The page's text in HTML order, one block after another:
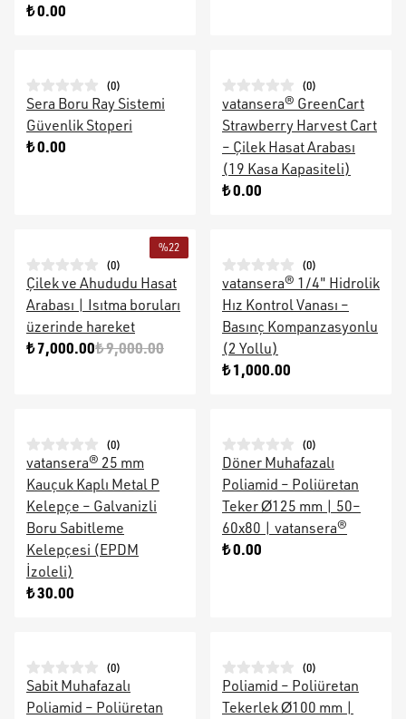
₺ 0.00
(0)
Sera Boru Ray Sistemi
Güvenlik Stoperi
₺ 0.00
(0)
vatansera® GreenCart
Strawberry Harvest Cart
– Çilek Hasat Arabası
(19 Kasa Kapasiteli)
₺ 0.00
%22
(0)
Çilek ve Ahududu Hasat
Arabası | Isıtma boruları
üzerinde hareket
₺ 7,000.00₺ 9,000.00
(0)
vatansera® 1/4" Hidrolik
Hız Kontrol Vanası –
Basınç Kompanzasyonlu
(2 Yollu)
₺ 1,000.00
(0)
vatansera® 25 mm
Kauçuk Kaplı Metal P
Kelepçe – Galvanizli
Boru Sabitleme
Kelepçesi (EPDM
İzoleli)
₺ 30.00
(0)
Döner Muhafazalı
Poliamid – Poliüretan
Teker Ø125 mm | 50–
60x80 | vatansera®
₺ 0.00
(0)
Sabit Muhafazalı
Poliamid – Poliüretan
(0)
Poliamid – Poliüretan
Tekerlek Ø100 mm |